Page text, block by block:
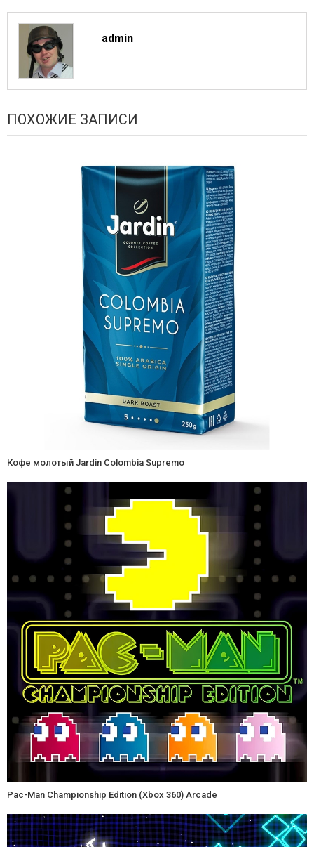
admin
ПОХОЖИЕ ЗАПИСИ
Кофе молотый Jardin Colombia Supremo
Pac-Man Championship Edition (Xbox 360) Arcade